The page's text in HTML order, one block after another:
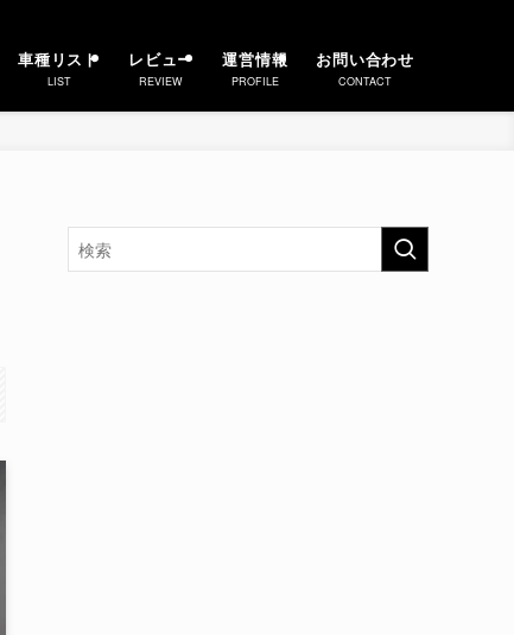
車種リスト
LIST
レビュー
REVIEW
運営情報
PROFILE
お問い合わせ
CONTACT